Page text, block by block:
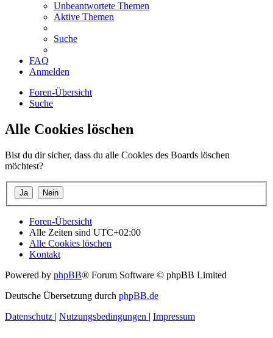
Unbeantwortete Themen
Aktive Themen
Suche
FAQ
Anmelden
Foren-Übersicht
Suche
Alle Cookies löschen
Bist du dir sicher, dass du alle Cookies des Boards löschen
möchtest?
Foren-Übersicht
Alle Zeiten sind UTC+02:00
Alle Cookies löschen
Kontakt
Powered by phpBB® Forum Software © phpBB Limited
Deutsche Übersetzung durch phpBB.de
Datenschutz | Nutzungsbedingungen | Impressum